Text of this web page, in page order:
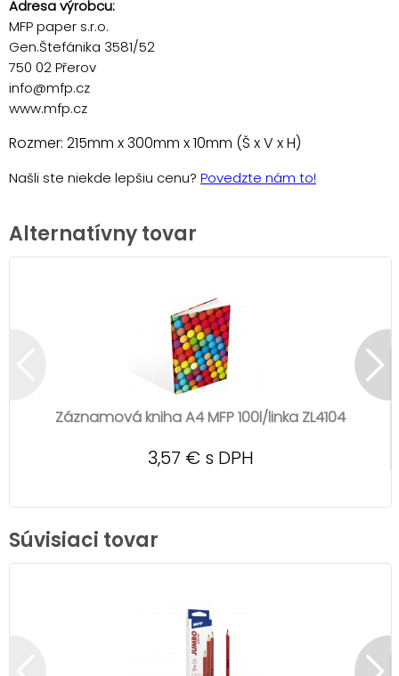
Adresa výrobcu:
MFP paper s.r.o.
Gen.Štefánika 3581/52
750 02 Přerov
info@mfp.cz
www.mfp.cz
Rozmer: 215mm x 300mm x 10mm (Š x V x H)
Našli ste niekde lepšiu cenu? Povedzte nám to!
Alternatívny tovar
Záznamová kniha A4 MFP 100l/linka ZL4104
3,57 € s DPH
Súvisiaci tovar